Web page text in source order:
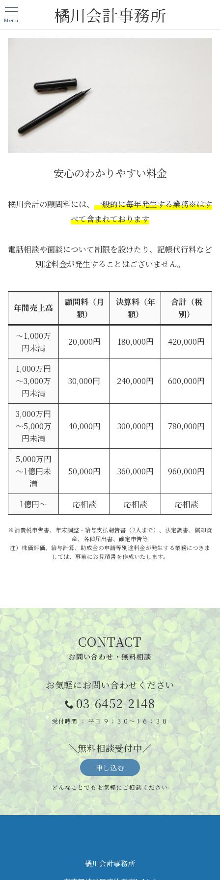
Menu 橘川会計事務所
安心のわかりやすい料金
橘川会計の顧問料には、 一般的に毎年発生する業務※はす
べて含まれております
電話相談や面談について制限を設けたり、記帳代行料など
別途料金が発生することはございません。
年間売上高
顧問料（月
額）
決算料（年
額）
合計（税
別）
～1,000万
円未満
20,000円 180,000円 420,000円
1,000万円
～3,000万
円未満
30,000円 240,000円 600,000円
3,000万円
～5,000万
円未満
40,000円 300,000円 780,000円
5,000万円
～1億円未
満
50,000円 360,000円 960,000円
1億円～ 応相談 応相談 応相談
※消費税申告書、年末調整・給与支払報告書（2人まで）、法定調書、償却資
産、各種届出書、確定申告等
注）株価評価、給与計算、助成金の申請等別途料金が発生する業務につきま
しては、事前にお見積書を作成いたします。
CONTACT
お問い合わせ・無料相談
お気軽にお問い合わせください
03-6452-2148
受付時間 ： 平日 ９：３０～１６：３０
＼無料相談受付中／
申し込む
どんなことでもお気軽にご相談ください
橘川会計事務所